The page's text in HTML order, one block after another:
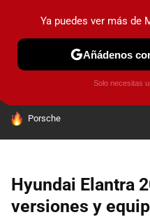
PRUEBAS INDUSTRIA
HOY SE HABLA DE
Porsche
Hyundai Elantra
versiones y
Ya puedes ver más de
Añádenos
Solo necesitas